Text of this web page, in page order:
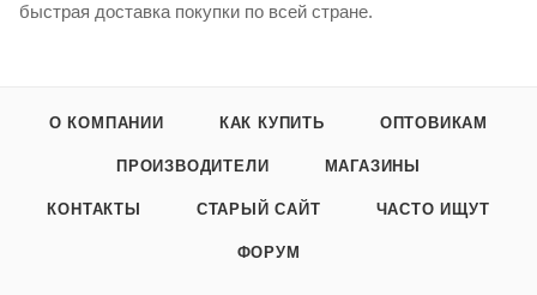
быстрая доставка покупки по всей стране.
О КОМПАНИИ КАК КУПИТЬ ОПТОВИКАМ
ПРОИЗВОДИТЕЛИ МАГАЗИНЫ
КОНТАКТЫ СТАРЫЙ САЙТ ЧАСТО ИЩУТ
ФОРУМ